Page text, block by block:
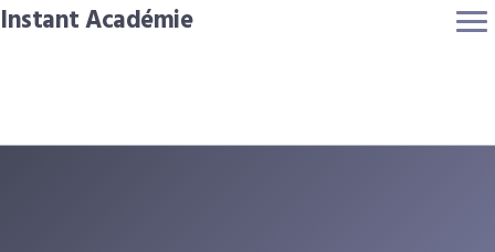
Instant Académie
Agenda